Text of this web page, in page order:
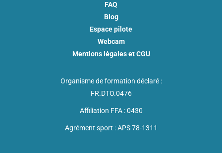
FAQ
Blog
Espace pilote
Webcam
Mentions légales et CGU
Organisme de formation déclaré :
FR.DTO.0476
Affiliation FFA : 0430
Agrément sport : APS 78-1311